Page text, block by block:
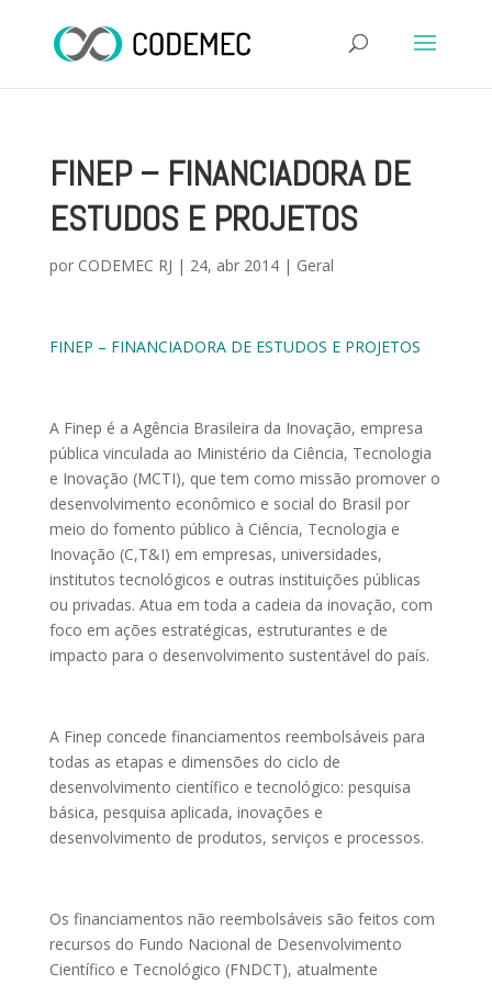
FINEP – FINANCIADORA DE
ESTUDOS E PROJETOS
por CODEMEC RJ | 24, abr 2014| Geral
FINEP – FINANCIADORA DE ESTUDOS E PROJETOS
A Finep é a Agência Brasileira da Inovação, empresa
pública vinculada ao Ministério da Ciência, Tecnologia
e Inovação (MCTI), que tem como missão promover o
desenvolvimento econômico e social do Brasil por
meio do fomento público à Ciência, Tecnologia e
Inovação (C,T&I) em empresas, universidades,
institutos tecnológicos e outras instituições públicas
ou privadas. Atua em toda a cadeia da inovação, com
foco em ações estratégicas, estruturantes e de
impacto para o desenvolvimento sustentável do país.
A Finep concede financiamentos reembolsáveis para
todas as etapas e dimensões do ciclo de
desenvolvimento científico e tecnológico: pesquisa
básica, pesquisa aplicada, inovações e
desenvolvimento de produtos, serviços e processos.
Os financiamentos não reembolsáveis são feitos com
recursos do Fundo Nacional de Desenvolvimento
Científico e Tecnológico (FNDCT), atualmente